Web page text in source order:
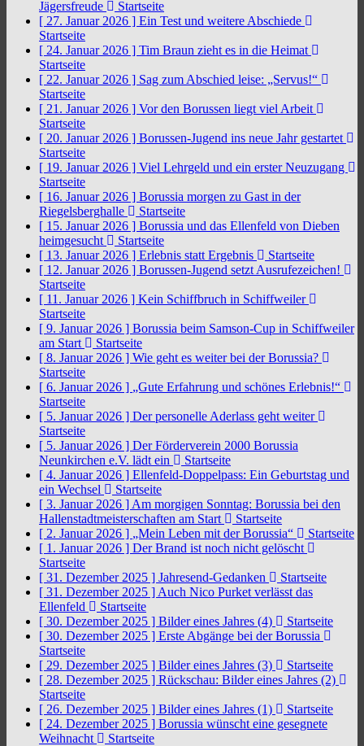
Jägersfreude
Startseite
[ 27. Januar 2026 ] Ein Test und weitere Abschiede
Startseite
[ 24. Januar 2026 ] Tim Braun zieht es in die Heimat
Startseite
[ 22. Januar 2026 ] Sag zum Abschied leise: „Servus!“
Startseite
[ 21. Januar 2026 ] Vor den Borussen liegt viel Arbeit
Startseite
[ 20. Januar 2026 ] Borussen-Jugend ins neue Jahr gestartet
Startseite
[ 19. Januar 2026 ] Viel Lehrgeld und ein erster Neuzugang
Startseite
[ 16. Januar 2026 ] Borussia morgen zu Gast in der
Riegelsberghalle
Startseite
[ 15. Januar 2026 ] Borussia und das Ellenfeld von Dieben
heimgesucht
Startseite
[ 13. Januar 2026 ] Erlebnis statt Ergebnis
Startseite
[ 12. Januar 2026 ] Borussen-Jugend setzt Ausrufezeichen!
Startseite
[ 11. Januar 2026 ] Kein Schiffbruch in Schiffweiler
Startseite
[ 9. Januar 2026 ] Borussia beim Samson-Cup in Schiffweiler
am Start
Startseite
[ 8. Januar 2026 ] Wie geht es weiter bei der Borussia?
Startseite
[ 6. Januar 2026 ] „Gute Erfahrung und schönes Erlebnis!“
Startseite
[ 5. Januar 2026 ] Der personelle Aderlass geht weiter
Startseite
[ 5. Januar 2026 ] Der Förderverein 2000 Borussia
Neunkirchen e.V. lädt ein
Startseite
[ 4. Januar 2026 ] Ellenfeld-Doppelpass: Ein Geburtstag und
ein Wechsel
Startseite
[ 3. Januar 2026 ] Am morgigen Sonntag: Borussia bei den
Hallenstadtmeisterschaften am Start
Startseite
[ 2. Januar 2026 ] „Mein Leben mit der Borussia“
Startseite
[ 1. Januar 2026 ] Der Brand ist noch nicht gelöscht
Startseite
[ 31. Dezember 2025 ] Jahresend-Gedanken
Startseite
[ 31. Dezember 2025 ] Auch Nico Purket verlässt das
Ellenfeld
Startseite
[ 30. Dezember 2025 ] Bilder eines Jahres (4)
Startseite
[ 30. Dezember 2025 ] Erste Abgänge bei der Borussia
Startseite
[ 29. Dezember 2025 ] Bilder eines Jahres (3)
Startseite
[ 28. Dezember 2025 ] Rückschau: Bilder eines Jahres (2)
Startseite
[ 26. Dezember 2025 ] Bilder eines Jahres (1)
Startseite
[ 24. Dezember 2025 ] Borussia wünscht eine gesegnete
Weihnacht
Startseite